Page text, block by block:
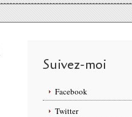
Suivez-moi
Facebook
Twitter